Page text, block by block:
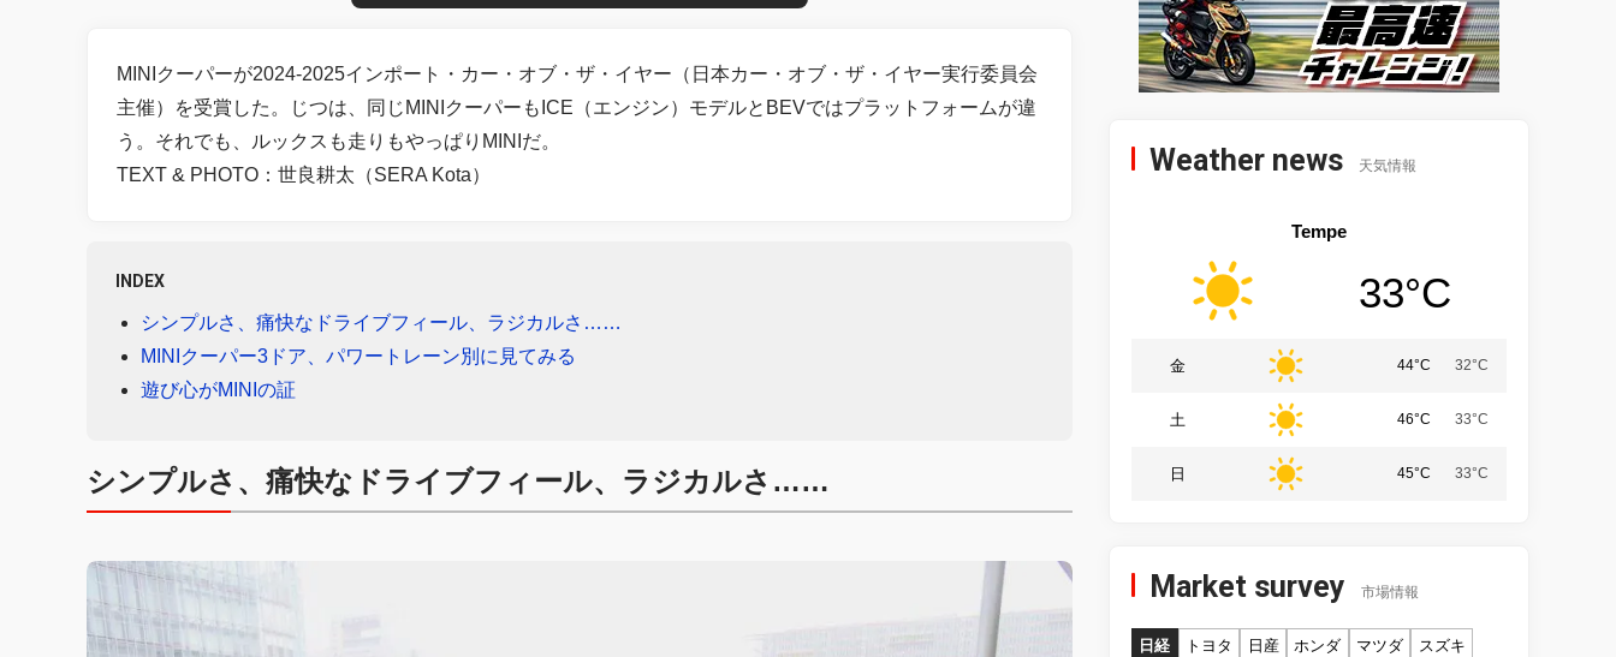
MINIクーパーが2024-2025インポート・カー・オブ・ザ・イヤー（日本カー・オブ・ザ・イヤー実行委員会
主催）を受賞した。じつは、同じMINIクーパーもICE（エンジン）モデルとBEVではプラットフォームが違
う。それでも、ルックスも走りもやっぱりMINIだ。
TEXT & PHOTO：世良耕太（SERA Kota）
INDEX
シンプルさ、痛快なドライブフィール、ラジカルさ……
MINIクーパー3ドア、パワートレーン別に見てみる
遊び心がMINIの証
シンプルさ、痛快なドライブフィール、ラジカルさ……
Weather news 天気情報
Tempe
33°C
金 44°C 32°C
土 46°C 33°C
日 45°C 33°C
Market survey 市場情報
日経 トヨタ 日産 ホンダ マツダ
スズキ